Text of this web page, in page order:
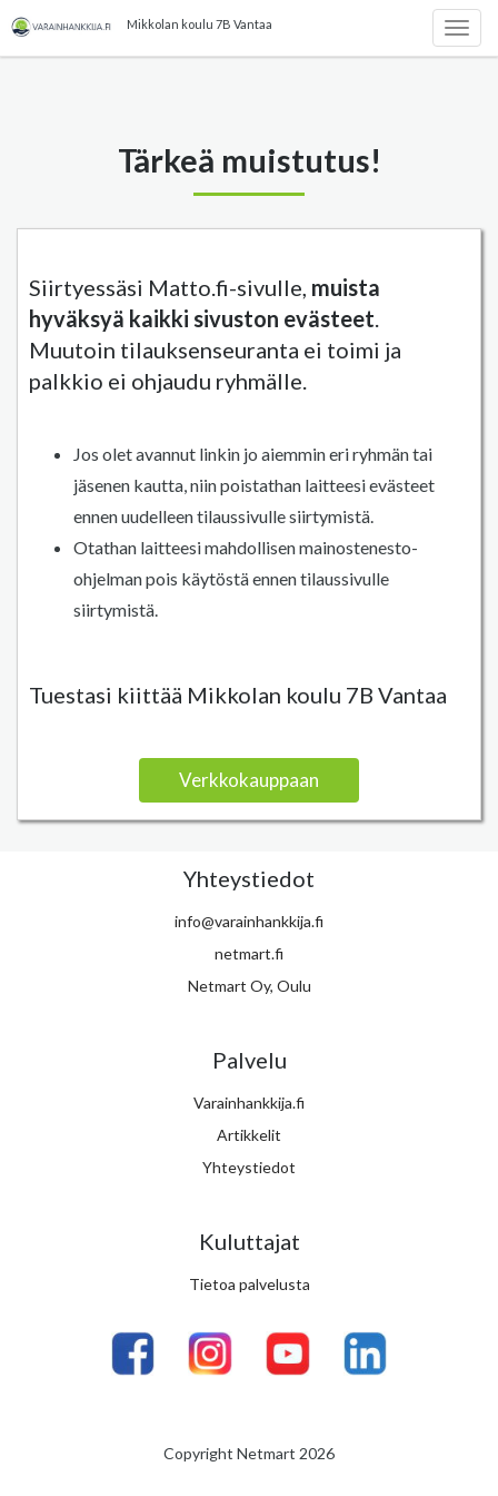
Mikkolan koulu 7B Vantaa
Tärkeä muistutus!
Siirtyessäsi Matto.fi-sivulle, muista
hyväksyä kaikki sivuston evästeet
Muutoin tilauksenseuranta ei toimi ja
palkkio ei ohjaudu ryhmälle.
Jos olet avannut linkin jo aiemmin eri ryhmän tai
jäsenen kautta, niin poistathan laitteesi evästeet
ennen uudelleen tilaussivulle siirtymistä.
Otathan laitteesi mahdollisen mainostenesto-
ohjelman pois käytöstä ennen tilaussivulle
siirtymistä.
Tuestasi kiittää Mikkolan koulu 7B Vantaa
Verkkokauppaan
Yhteystiedot
info@varainhankkija.fi
netmart.fi
Netmart Oy, Oulu
Palvelu
Varainhankkija.fi
Artikkelit
Yhteystiedot
Kuluttajat
Tietoa palvelusta
Copyright Netmart 2026